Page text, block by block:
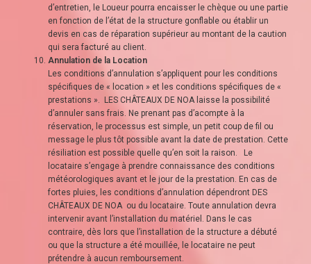
d’entretien, le Loueur pourra encaisser le chèque ou une partie
en fonction de l’état de la structure gonflable ou établir un
devis en cas de réparation supérieur au montant de la caution
qui sera facturé au client.
Annulation de la Location
Les conditions d’annulation s’appliquent pour les conditions
spécifiques de « location » et les conditions spécifiques de «
prestations ». LES CHÂTEAUX DE NOA laisse la possibilité
d’annuler sans frais. Ne prenant pas d’acompte à la
réservation, le processus est simple, un petit coup de fil ou
message le plus tôt possible avant la date de prestation. Cette
résiliation est possible quelle qu’en soit la raison. Le
locataire s’engage à prendre connaissance des conditions
météorologiques avant et le jour de la prestation. En cas de
fortes pluies, les conditions d’annulation dépendront DES
CHÂTEAUX DE NOA ou du locataire. Toute annulation devra
intervenir avant l’installation du matériel. Dans le cas
contraire, dès lors que l’installation de la structure a débuté
ou que la structure a été mouillée, le locataire ne peut
prétendre à aucun remboursement.